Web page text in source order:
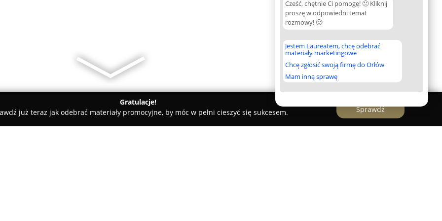
Cześć, chętnie Ci pomogę! 🙂 Kliknij
proszę w odpowiedni temat
rozmowy! 🙂
Jestem Laureatem, chcę odebrać
materiały marketingowe
Chcę zgłosić swoją firmę do Orłów
Mam inną sprawę
Gratulacje!
już teraz jak odebrać materiały promocyjne, by móc w pełni cieszyć się sukcesem.
Sprawdź